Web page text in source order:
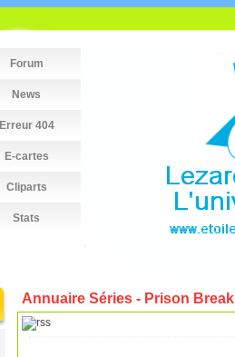
Forum
News
Erreur 404
E-cartes
Cliparts
Stats
Annuaire Séries - Prison Break